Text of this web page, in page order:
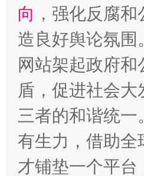
向 ，强化反腐
造良好舆论氛
网站架起政府
盾，促进社会
三者的和谐统
有生力，借助全
才铺垫一个平